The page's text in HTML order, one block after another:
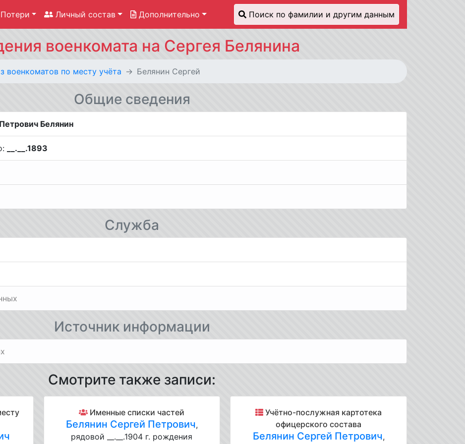
Личный состав Дополнительно Поиск по фамилии и другим данным
военкомата на Сергея Белянина
военкоматов по месту учёта Белянин Сергей
Общие сведения
Белянин
__.__.1893
Служба
Источник информации
Смотрите также записи:
Именные списки частей
Белянин Сергей Петрович,
рядовой __.__.1904 г. рождения
Учётно-послужная картотека
офицерского состава
Белянин Сергей Петрович,